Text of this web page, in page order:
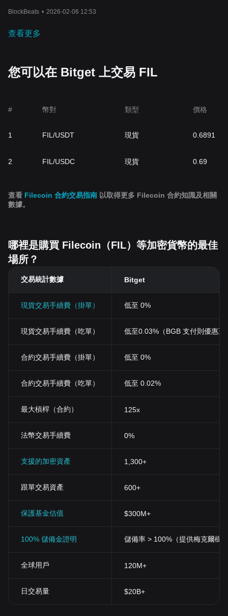
BlockBeats • 2026-02-06 12:53
查看更多
您可以在 Bitget 上交易 FIL
# 幣對 類型 價格
1 FIL/USDT 現貨 0.6891
2 FIL/USDC 現貨 0.69
查看 Filecoin 合約交易指南 以取得更多 Filecoin 合約知識及相關
數據。
哪裡是購買 Filecoin（FIL）等加密貨幣的最佳
場所？
交易統計數據 Bitget
現貨交易手續費（掛單） 低至 0%
現貨交易手續費（吃單） 低至0.03%（BGB 支付則優惠至
合約交易手續費（掛單） 低至 0%
合約交易手續費（吃單） 低至 0.02%
最大槓桿（合約） 125x
法幣交易手續費 0%
支援的加密資產 1,300+
跟單交易資產 600+
保護基金估值 $300M+
100% 儲備金證明 儲備率 > 100%（提供梅克爾樹
全球用戶 120M+
日交易量 $20B+